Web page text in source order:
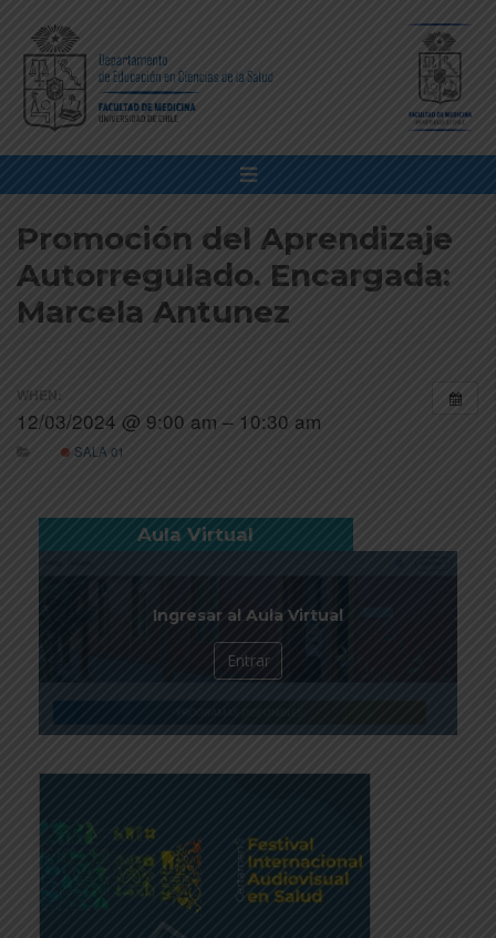
Promoción del Aprendizaje
Autorregulado. Encargada:
Marcela Antunez
WHEN:
12/03/2024 @ 9:00 am – 10:30 am
SALA 01
Aula Virtual
Ingresar al Aula Virtual
Entrar